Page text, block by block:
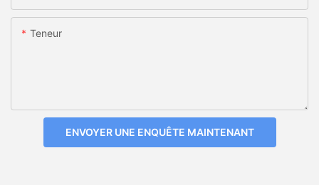
Teneur
ENVOYER UNE ENQUÊTE MAINTENANT